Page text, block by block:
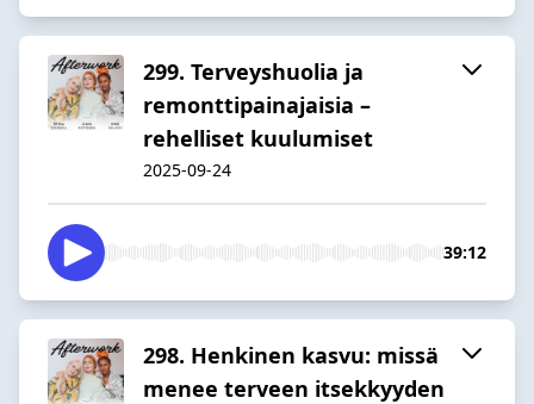
299. Terveyshuolia ja
remonttipainajaisia –
rehelliset kuulumiset
2025-09-24
39:12
298. Henkinen kasvu: missä
menee terveen itsekkyyden